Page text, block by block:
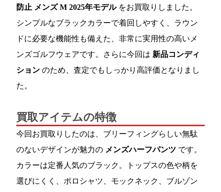
防止 メンズ M 2025年モデルをお買取りしました。
シンプルなブラックカラーで着回しやすく、ラウン
ドに必要な機能性も備えた、非常に実用性の高いメ
ンズゴルフウェアです。さらに今回は 新品コンディ
ション のため、査定でもしっかり高評価となりまし
た。
買取アイテムの特徴
今回お買取りしたのは、ブリーフィングらしい無駄
のないデザインが魅力の メンズハーフパンツ です。
カラーは定番人気のブラック。トップスの色や柄を
選びにくく、ポロシャツ、モックネック、ブルゾン